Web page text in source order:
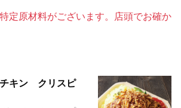
定原材料がございます。店頭でお確か
キン クリスピ